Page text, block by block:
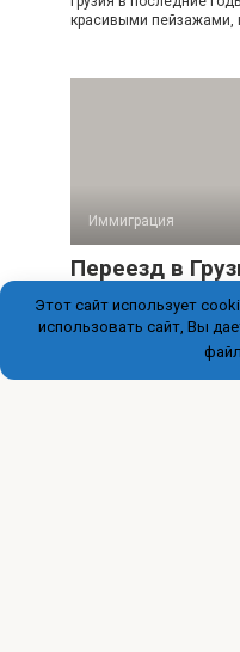
красивыми пейзажами,
Иммиграция
Переезд в
новую жизнь
Грузия притягивает не
гостеприимством, но и
Этот сайт использует
использовать сайт, Вы